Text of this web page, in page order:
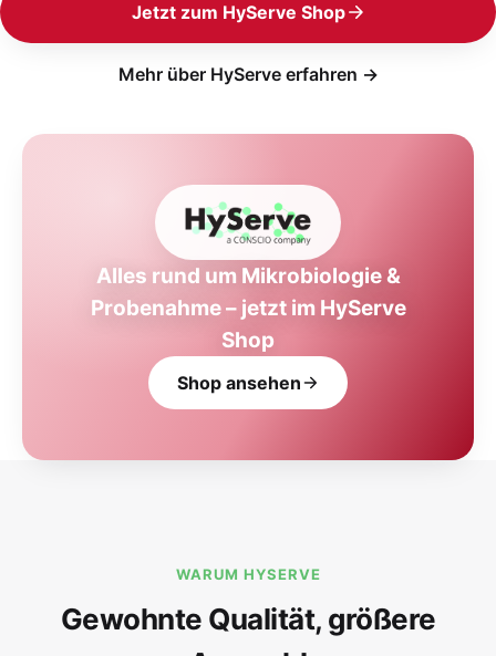
Jetzt zum HyServe Shop
Mehr über HyServe erfahren →
Alles rund um Mikrobiologie &
Probenahme – jetzt im HyServe
Shop
Shop ansehen
WARUM HYSERVE
Gewohnte Qualität, größere